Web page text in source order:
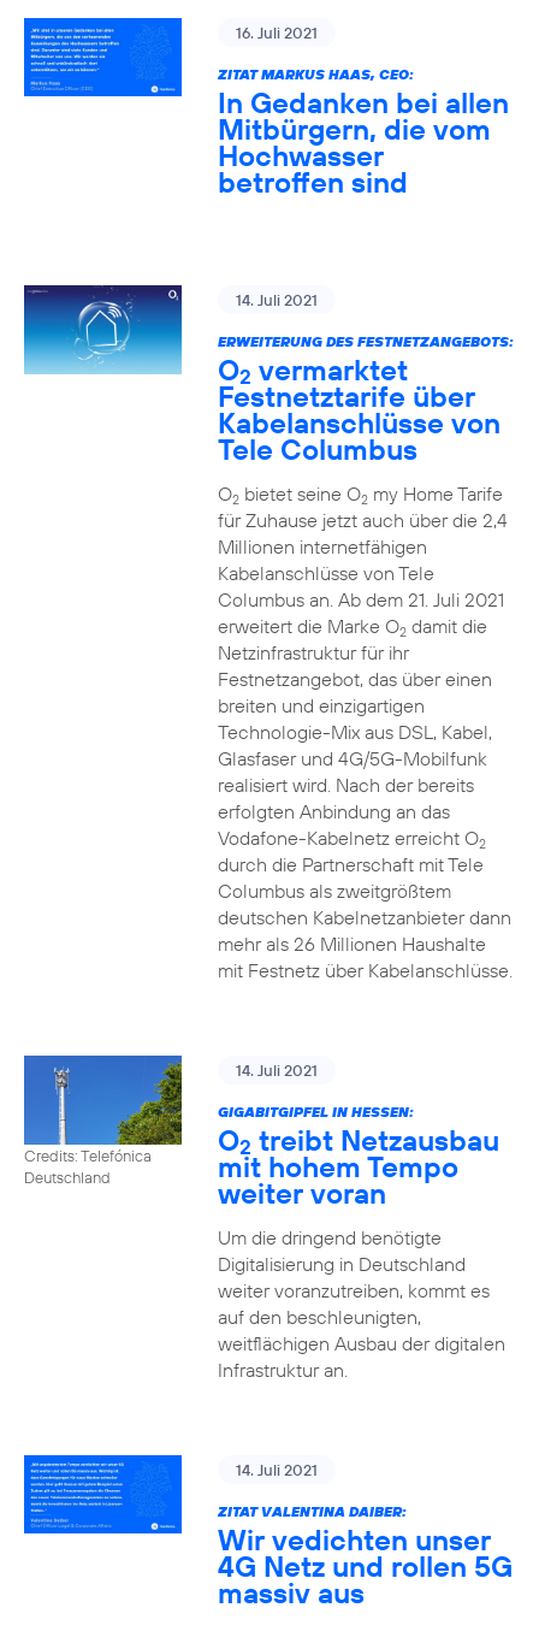
16. Juli 2021
ZITAT MARKUS HAAS, CEO:
In Gedanken bei allen
Mitbürgern, die vom
Hochwasser
betroffen sind
14. Juli 2021
ERWEITERUNG DES FESTNETZANGEBOTS:
O2 vermarktet
Festnetztarife über
Kabelanschlüsse von
Tele Columbus
O2bietet seine O2my Home Tarife
für Zuhause jetzt auch über die 2,4
Millionen internetfähigen
Kabelanschlüsse von Tele
Columbus an. Ab dem 21. Juli 2021
erweitert die Marke O2damit die
Netzinfrastruktur für ihr
Festnetzangebot, das über einen
breiten und einzigartigen
Technologie-Mix aus DSL, Kabel,
Glasfaser und 4G/5G-Mobilfunk
realisiert wird. Nach der bereits
erfolgten Anbindung an das
Vodafone-Kabelnetz erreicht O2
durch die Partnerschaft mit Tele
Columbus als zweitgrößtem
deutschen Kabelnetzanbieter dann
mehr als 26 Millionen Haushalte
mit Festnetz über Kabelanschlüsse.
Credits: Telefónica
Deutschland
14. Juli 2021
GIGABITGIPFEL IN HESSEN:
O2 treibt Netzausbau
mit hohem Tempo
weiter voran
Um die dringend benötigte
Digitalisierung in Deutschland
weiter voranzutreiben, kommt es
auf den beschleunigten,
weitflächigen Ausbau der digitalen
Infrastruktur an.
14. Juli 2021
ZITAT VALENTINA DAIBER:
Wir vedichten unser
4G Netz und rollen 5G
massiv aus